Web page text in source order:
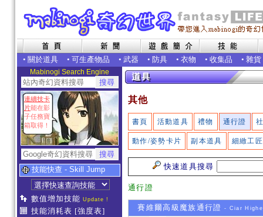
• 關於道具 • 可生產物品 • 武器 • 防具 • 衣物 • 收集品 • 雜貨
Mabinogi Search Engine
連續技卡
片能在影
子任務寶
箱取得！
技能快查 - Skill Jump
數值增加技能 Update !
技能消耗表 [強度表]
其他
書頁 活動道具 禮物 通行證
動作/姿勢卡片 副本道具 細緻工
快速道具搜尋
通行證
賽維爾高級魔族通行證 - Ciar